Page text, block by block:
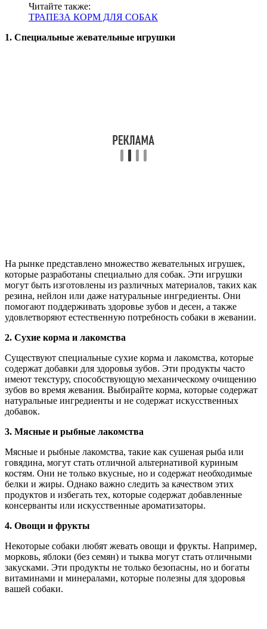
Читайте также:
ТРАПЕЗА КОРМ ДЛЯ СОБАК
1. Специальные жевательные игрушки
На рынке представлено множество жевательных игрушек,
которые разработаны специально для собак. Эти игрушки
могут быть изготовлены из различных материалов, таких как
резина, нейлон или даже натуральные ингредиенты. Они
помогают поддерживать здоровье зубов и десен, а также
удовлетворяют естественную потребность собаки в жевании.
2. Сухие корма и лакомства
Существуют специальные сухие корма и лакомства, которые
содержат добавки для здоровья зубов. Эти продукты часто
имеют текстуру, способствующую механическому очищению
зубов во время жевания. Выбирайте корма, которые содержат
натуральные ингредиенты и не содержат искусственных
добавок.
3. Мясные и рыбные лакомства
Мясные и рыбные лакомства, такие как сушеная рыба или
говядина, могут стать отличной альтернативой куриным
костям. Они не только вкусные, но и содержат необходимые
белки и жиры. Однако важно следить за качеством этих
продуктов и избегать тех, которые содержат добавленные
консерванты или искусственные ароматизаторы.
4. Овощи и фрукты
Некоторые собаки любят жевать овощи и фрукты. Например,
морковь, яблоки (без семян) и тыква могут стать отличными
закусками. Эти продукты не только безопасны, но и богаты
витаминами и минералами, которые полезны для здоровья
вашей собаки.